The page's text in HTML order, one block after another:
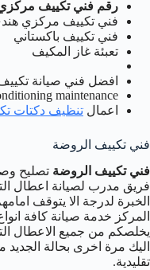
رقم فني تكييف
فني تكييف مركزي
فني تكييف باكستاني
تعبئة غاز المكيف
افضل فني صيانة
maintenance
اعمال تنظيف دكتات
فني تكييف الروضة
فني تكييف الروضة تصليح
فريق مدرب لصيانة اعطال
الخبرة لدرجة الا يتوقف
المركز خدمة صيانة كافة
يخلصكم من جميع الاعطال
اليك مرة اخرى بحالة
تقليدية.